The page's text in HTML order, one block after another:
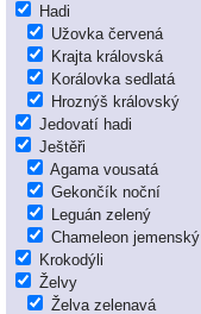
Hadi
Užovka červená
Krajta královská
Korálovka sedlatá
Hroznýš královský
Jedovatí hadi
Ještěři
Agama vousatá
Gekončík noční
Leguán zelený
Chameleon jemenský
Krokodýli
Želvy
Želva zelenavá